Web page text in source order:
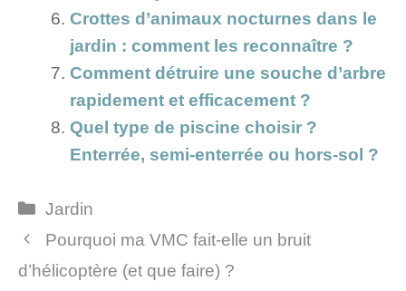
Crottes d’animaux nocturnes dans le
jardin : comment les reconnaître ?
Comment détruire une souche d’arbre
rapidement et efficacement ?
Quel type de piscine choisir ?
Enterrée, semi-enterrée ou hors-sol ?
Catégories
Jardin
Pourquoi ma VMC fait-elle un bruit
d’hélicoptère (et que faire) ?